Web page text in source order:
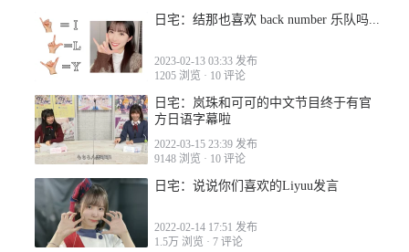
日宅：结那也喜欢 back number 乐队吗...
2023-02-13 03:33 发布
1205 浏览 · 10 评论
日宅：岚珠和可可的中文节目终于有官
方日语字幕啦
2022-03-15 23:39 发布
9148 浏览 · 10 评论
日宅：说说你们喜欢的Liyuu发言
2022-02-14 17:51 发布
1.5万 浏览 · 7 评论